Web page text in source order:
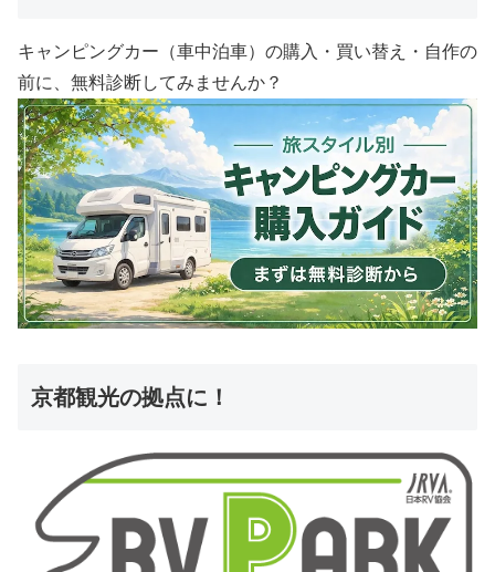
キャンピングカー（車中泊車）の購入・買い替え・自作の
前に、無料診断してみませんか？
京都観光の拠点に！